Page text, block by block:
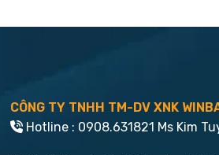
CÔNG TY TNHH TM-DV XNK
Hotline : 0908.631821 Ms Kim